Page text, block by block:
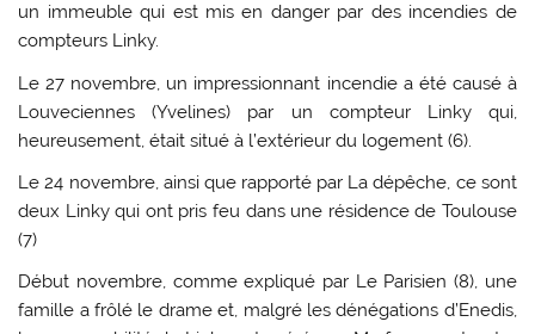
un immeuble qui est mis en danger par des incendies de
compteurs Linky.
Le 27 novembre, un impressionnant incendie a été causé à
Louveciennes (Yvelines) par un compteur Linky qui,
heureusement, était situé à l’extérieur du logement (6).
Le 24 novembre, ainsi que rapporté par La dépêche, ce sont
deux Linky qui ont pris feu dans une résidence de Toulouse
(7)
Début novembre, comme expliqué par Le Parisien (8), une
famille a frôlé le drame et, malgré les dénégations d’Enedis,